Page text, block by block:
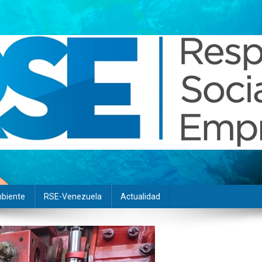
RSE-Venezuela Actualidad